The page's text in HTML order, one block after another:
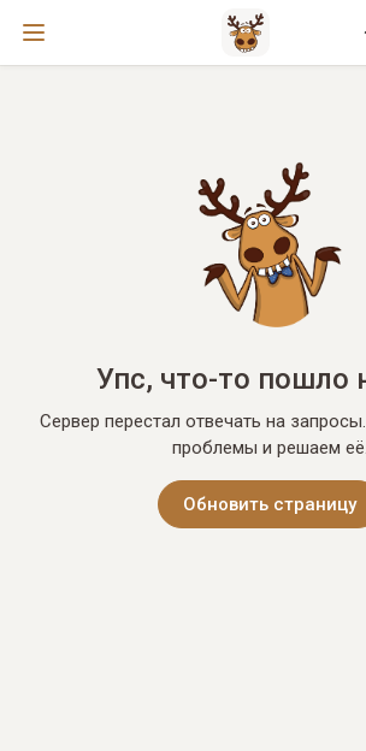
Упс, что-то пошло
Сервер перестал отвечать на
проблемы и решаем её.
Обновить страницу